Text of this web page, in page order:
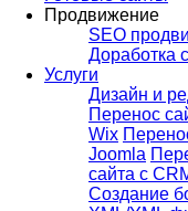
Продвижение
SEO
Доработка
Услуги
Дизайн и
Перенос
Wix
Joomla
сайта с
Создание